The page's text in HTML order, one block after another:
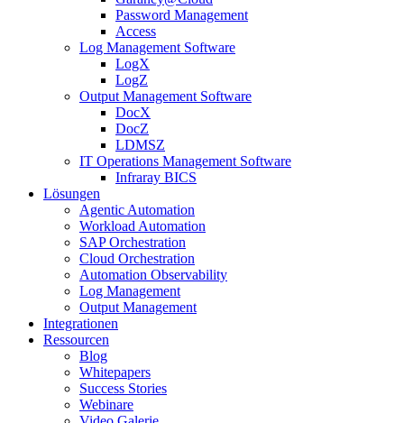
Password Management
Access
Log Management Software
LogX
LogZ
Output Management Software
DocX
DocZ
LDMSZ
IT Operations Management Software
Infraray BICS
Lösungen
Agentic Automation
Workload Automation
SAP Orchestration
Cloud Orchestration
Automation Observability
Log Management
Output Management
Integrationen
Ressourcen
Blog
Whitepapers
Success Stories
Webinare